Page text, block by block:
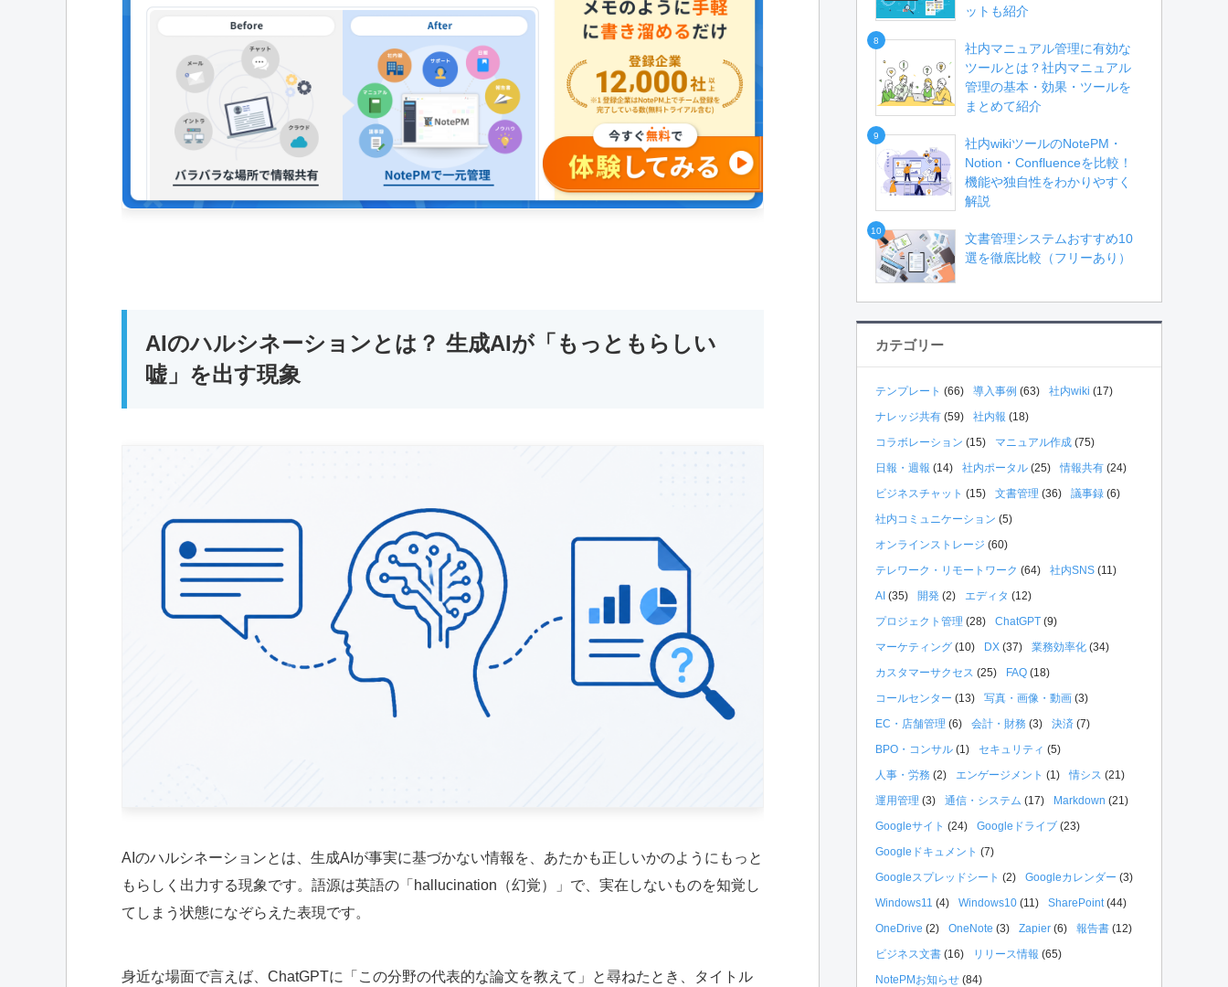
AIのハルシネーションとは？ 生成AIが「もっともらしい
嘘」を出す現象
AIのハルシネーションとは、生成AIが事実に基づかない情報を、あたかも正しいかのようにもっと
もらしく出力する現象です。語源は英語の「hallucination（幻覚）」で、実在しないものを知覚し
てしまう状態になぞらえた表現です。
身近な場面で言えば、ChatGPTに「この分野の代表的な論文を教えて」と尋ねたとき、タイトル
ットも紹介
8
社内マニュアル管理に有効な
ツールとは？社内マニュアル
管理の基本・効果・ツールを
まとめて紹介
9
社内wikiツールのNotePM・
Notion・Confluenceを比較！
機能や独自性をわかりやすく
解説
10
文書管理システムおすすめ10
選を徹底比較（フリーあり）
カテゴリー
テンプレート (66) 導入事例 (63) 社内wiki (17)
ナレッジ共有 (59) 社内報 (18)
コラボレーション (15) マニュアル作成 (75)
日報・週報 (14) 社内ポータル (25) 情報共有 (24)
ビジネスチャット (15) 文書管理 (36) 議事録 (6)
社内コミュニケーション (5)
オンラインストレージ (60)
テレワーク・リモートワーク (64) 社内SNS (11)
AI (35) 開発 (2) エディタ (12)
プロジェクト管理 (28) ChatGPT (9)
マーケティング (10) DX (37) 業務効率化 (34)
カスタマーサクセス (25) FAQ (18)
コールセンター (13) 写真・画像・動画 (3)
EC・店舗管理 (6) 会計・財務 (3) 決済 (7)
BPO・コンサル (1) セキュリティ (5)
人事・労務 (2) エンゲージメント (1) 情シス (21)
運用管理 (3) 通信・システム (17) Markdown (21)
Googleサイト (24) Googleドライブ (23)
Googleドキュメント (7)
Googleスプレッドシート (2) Googleカレンダー (3)
Windows11 (4) Windows10 (11) SharePoint(44)
OneDrive (2) OneNote (3) Zapier (6) 報告書 (12)
ビジネス文書 (16) リリース情報 (65)
NotePMお知らせ (84)